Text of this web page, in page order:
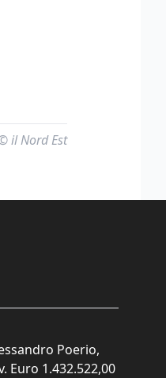
il Nord Est
Poerio,
Euro 1.432.522,00